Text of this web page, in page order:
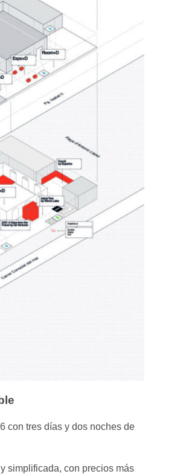
6 con tres días y dos noches de
simplificada, con precios más